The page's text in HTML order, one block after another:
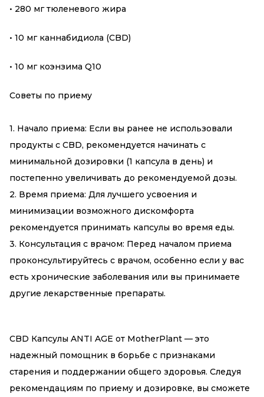
• 280 мг тюленевого жира
• 10 мг каннабидиола (CBD)
• 10 мг коэнзима Q10
Советы по приему
1. Начало приема: Если вы ранее не использовали
продукты с CBD, рекомендуется начинать с
минимальной дозировки (1 капсула в день) и
постепенно увеличивать до рекомендуемой дозы.
2. Время приема: Для лучшего усвоения и
минимизации возможного дискомфорта
рекомендуется принимать капсулы во время еды.
3. Консультация с врачом: Перед началом приема
проконсультируйтесь с врачом, особенно если у вас
есть хронические заболевания или вы принимаете
другие лекарственные препараты.
CBD Капсулы ANTI AGE от MotherPlant — это
надежный помощник в борьбе с признаками
старения и поддержании общего здоровья. Следуя
рекомендациям по приему и дозировке, вы сможете